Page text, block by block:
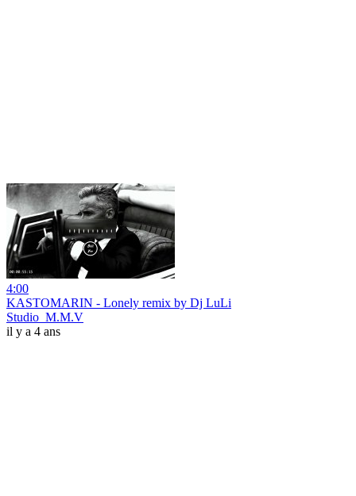
4:00
KASTOMARIN - Lonely remix by Dj LuLi
Studio_M.M.V
il y a 4 ans